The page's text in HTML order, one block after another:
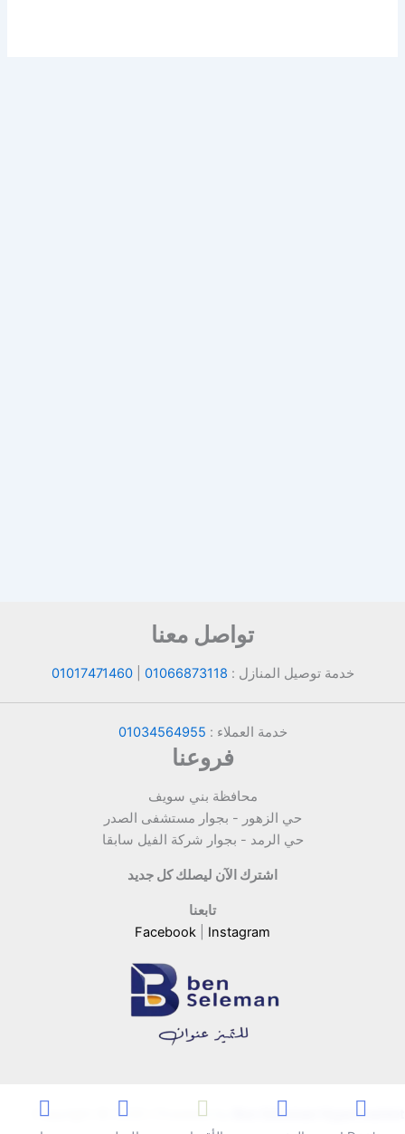
تواصل معنا
خدمة توصيل المنازل : 01066873118
|
01017471460
خدمة العملاء : 01034564955
فروعنا
محافظة بني سويف
حي الزهور - بجوار مستشفى الصدر
حي الرمد - بجوار شركة الفيل سابقا
اشترك الآن ليصلك كل جديد
تابعنا
Facebook
Instagram
Copyright © 2026 | Powered by Ben Seleman Hypermarket